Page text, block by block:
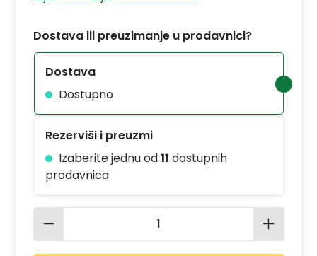
Dostava ili preuzimanje u prodavnici?
Dostava
Dostupno
Rezerviši i preuzmi
Izaberite jednu od11 dostupnih
prodavnica
Količina proizvoda: Unesite